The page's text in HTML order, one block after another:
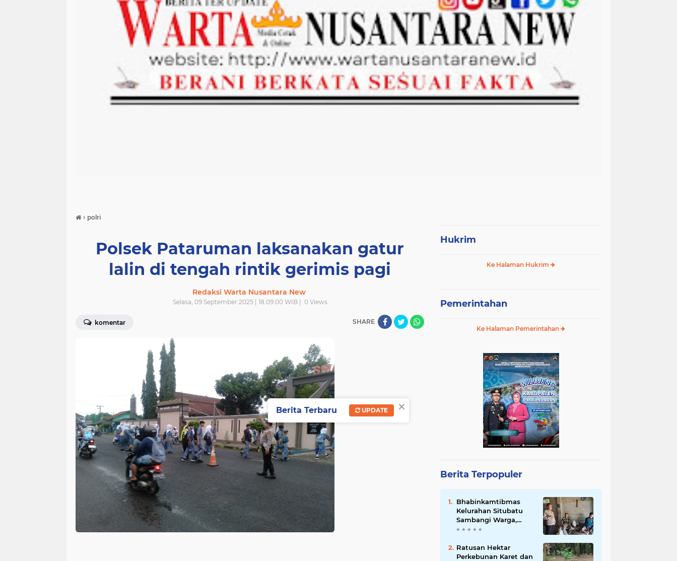
› polri
Polsek Pataruman laksanakan gatur
lalin di tengah rintik gerimis pagi
Redaksi Warta Nusantara New
Selasa, 09 September 2025 | 18.09.00 WIB | 0Views
komentar SHARE
Hukrim
Ke Halaman Hukrim
Pemerintahan
Ke Halaman Pemerintahan
Berita Terpopuler
Bhabinkamtibmas
Kelurahan Situbatu
Sambangi Warga,
Perkuat Silaturahmi
Wilayah
Ratusan Hektar
Perkebunan Karet dan
×
Berita Terbaru UPDATE